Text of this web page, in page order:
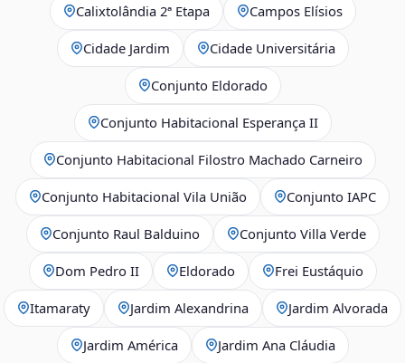
Calixtolândia 2ª Etapa Campos Elísios
Cidade Jardim Cidade Universitária
Conjunto Eldorado
Conjunto Habitacional Esperança II
Conjunto Habitacional Filostro Machado Carneiro
Conjunto Habitacional Vila União Conjunto IAPC
Conjunto Raul Balduino Conjunto Villa Verde
Dom Pedro II Eldorado Frei Eustáquio
Itamaraty Jardim Alexandrina Jardim Alvorada
Jardim América Jardim Ana Cláudia